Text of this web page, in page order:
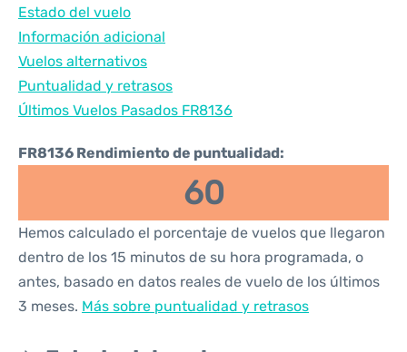
Estado del vuelo
Información adicional
Vuelos alternativos
Puntualidad y retrasos
Últimos Vuelos Pasados FR8136
FR8136 Rendimiento de puntualidad:
60
Hemos calculado el porcentaje de vuelos que llegaron
dentro de los 15 minutos de su hora programada, o
antes, basado en datos reales de vuelo de los últimos
3 meses. Más sobre puntualidad y retrasos